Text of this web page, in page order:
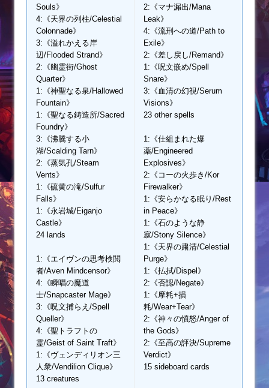
Souls》
4:《天界の列柱/Celestial
Colonnade》
3:《溢れかえる岸
辺/Flooded Strand》
2:《幽霊街/Ghost
Quarter》
1:《神聖なる泉/Hallowed
Fountain》
1:《聖なる鋳造所/Sacred
Foundry》
3:《沸騰する小
湖/Scalding Tarn》
2:《蒸気孔/Steam
Vents》
1:《硫黄の滝/Sulfur
Falls》
1:《永岩城/Eiganjo
Castle》
24 lands
1:《エイヴンの思考検閲
者/Aven Mindcensor》
4:《瞬唱の魔道
士/Snapcaster Mage》
3:《呪文捕らえ/Spell
Queller》
4:《聖トラフトの
霊/Geist of Saint Traft》
1:《ヴェンディリオン三
人衆/Vendilion Clique》
13 creatures
2:《マナ漏出/Mana
Leak》
4:《流刑への道/Path to
Exile》
2:《差し戻し/Remand》
1:《呪文嵌め/Spell
Snare》
3:《血清の幻視/Serum
Visions》
23 other spells
1:《仕組まれた爆
薬/Engineered
Explosives》
2:《コーの火歩き/Kor
Firewalker》
1:《安らかなる眠り/Rest
in Peace》
1:《石のような静
寂/Stony Silence》
1:《天界の粛清/Celestial
Purge》
1:《払拭/Dispel》
2:《否認/Negate》
1:《摩耗+損
耗/Wear+Tear》
2:《神々の憤怒/Anger of
the Gods》
2:《至高の評決/Supreme
Verdict》
15 sideboard cards